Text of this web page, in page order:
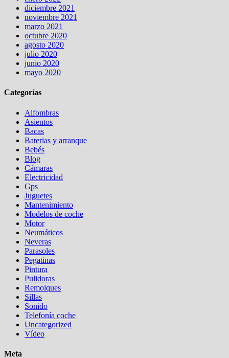
diciembre 2021
noviembre 2021
marzo 2021
octubre 2020
agosto 2020
julio 2020
junio 2020
mayo 2020
Categorías
Alfombras
Asientos
Bacas
Baterias y arranque
Bebés
Blog
Cámaras
Electricidad
Gps
Juguetes
Mantenimiento
Modelos de coche
Motor
Neumáticos
Neveras
Parasoles
Pegatinas
Pintura
Pulidoras
Remolques
Sillas
Sonido
Telefonía coche
Uncategorized
Vídeo
Meta